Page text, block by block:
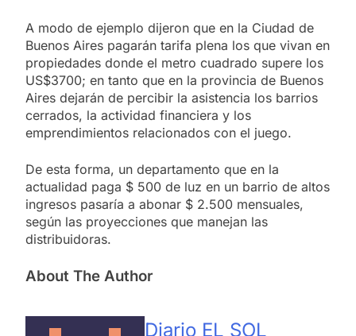
A modo de ejemplo dijeron que en la Ciudad de
Buenos Aires pagarán tarifa plena los que vivan en
propiedades donde el metro cuadrado supere los
US$3700; en tanto que en la provincia de Buenos
Aires dejarán de percibir la asistencia los barrios
cerrados, la actividad financiera y los
emprendimientos relacionados con el juego.
De esta forma, un departamento que en la
actualidad paga $ 500 de luz en un barrio de altos
ingresos pasaría a abonar $ 2.500 mensuales,
según las proyecciones que manejan las
distribuidoras.
About The Author
Diario EL SOL